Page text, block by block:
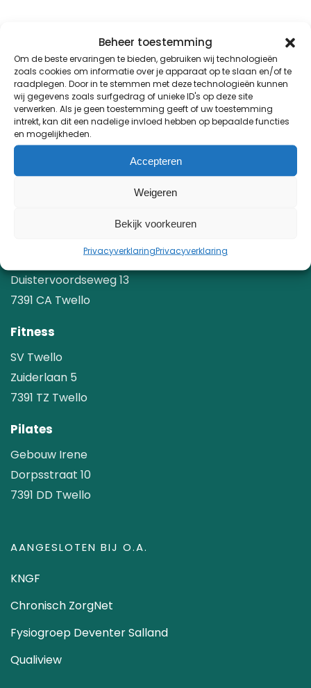
Beheer toestemming
Om de beste ervaringen te bieden, gebruiken wij technologieën
zoals cookies om informatie over je apparaat op te slaan en/of te
raadplegen. Door in te stemmen met deze technologieën kunnen
wij gegevens zoals surfgedrag of unieke ID's op deze site
verwerken. Als je geen toestemming geeft of uw toestemming
intrekt, kan dit een nadelige invloed hebben op bepaalde functies
en mogelijkheden.
Accepteren
Weigeren
Bekijk voorkeuren
PrivacyverklaringPrivacyverklaring
VOLGENDE
CONTACT
info@deboogfysiotherapie.nl
Fysiotherapie
Duistervoordseweg 13
7391 CA Twello
Fitness
SV Twello
Zuiderlaan 5
7391 TZ Twello
Pilates
Gebouw Irene
Dorpsstraat 10
7391 DD Twello
AANGESLOTEN BIJ O.A.
KNGF
Chronisch ZorgNet
Fysiogroep Deventer Salland
Qualiview